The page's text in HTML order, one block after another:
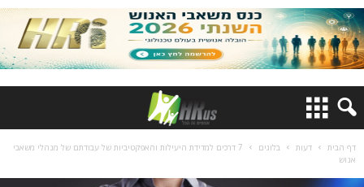
דף הבית דעות בלוגים
7 דרכים למדידת היעילות והאפקטיביות של עבודתם של מנהלי משאבי
אנוש